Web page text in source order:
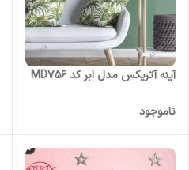
آینه آتریکس مدل ابر کد MD756
ناموجود